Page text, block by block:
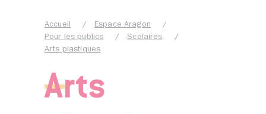
Accueil
Espace Aragon
Pour les publics
Scolaires
Arts plastiques
Arts